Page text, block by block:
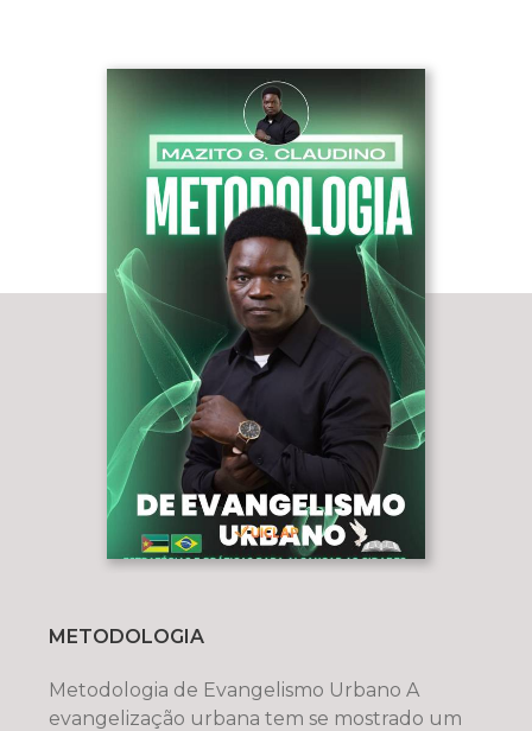
METODOLOGIA
Metodologia de Evangelismo Urbano A
evangelização urbana tem se mostrado um